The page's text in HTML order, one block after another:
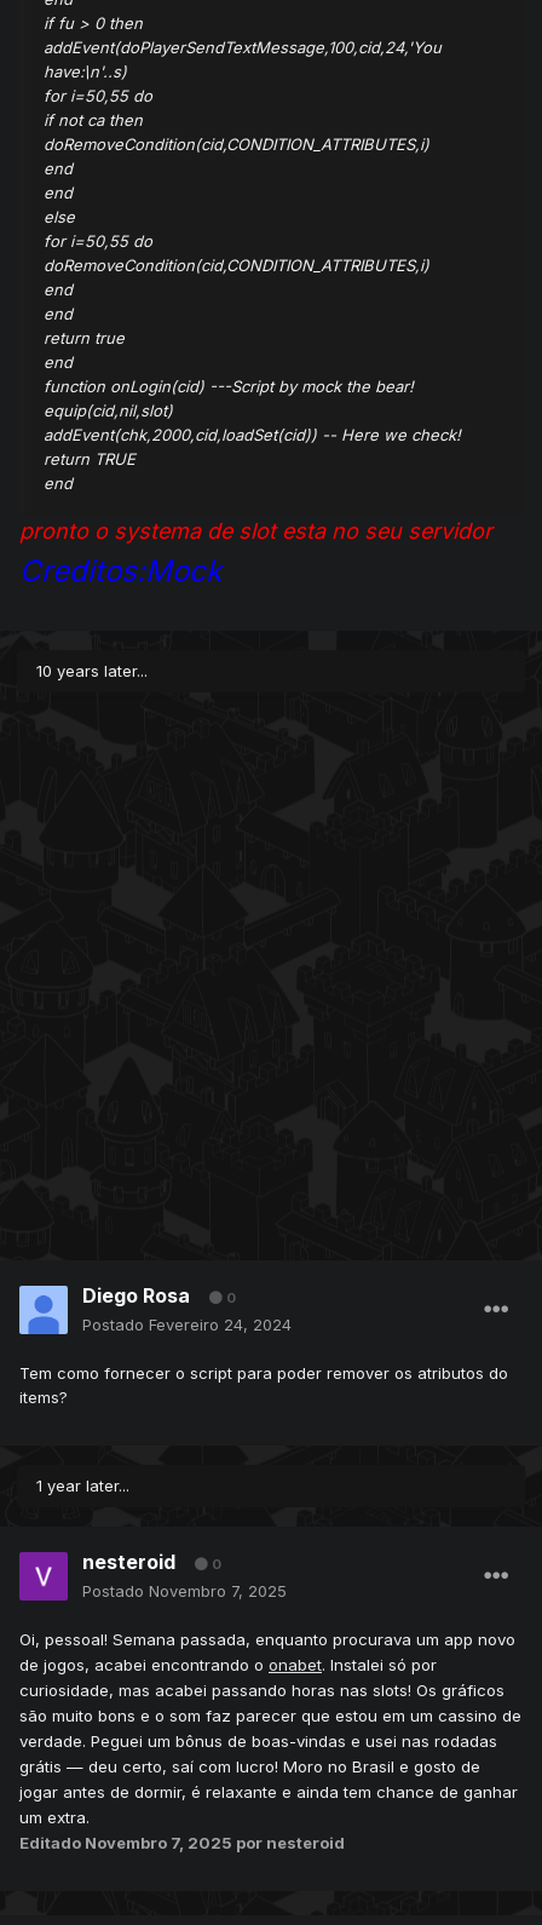
if fu > 0 then
addEvent(doPlayerSendTextMessage,100,cid,24,'You
have:\n'..s)
for i=50,55 do
if not cathen
doRemoveCondition(cid,CONDITION_ATTRIBUTES,i)
end
end
else
for i=50,55 do
doRemoveCondition(cid,CONDITION_ATTRIBUTES,i)
end
end
return true
end
function onLogin(cid) ---Script by mock the bear!
equip(cid,nil,slot)
addEvent(chk,2000,cid,loadSet(cid)) -- Here we check!
return TRUE
end
pronto o systema de slot esta no seu servidor
Creditos:Mock
10 years later...
Diego Rosa 0
Postado Fevereiro 24, 2024
Tem como fornecer o script para poder remover os atributos do
items?
1 year later...
nesteroid 0
Postado Novembro 7, 2025
Oi, pessoal! Semana passada, enquanto procurava um app novo
de jogos, acabei encontrando o onabet. Instalei só por
curiosidade, mas acabei passando horas nas slots! Os gráficos
são muito bons e o som faz parecer que estou em um cassino de
verdade. Peguei um bônus de boas-vindas e usei nas rodadas
grátis — deu certo, saí com lucro! Moro no Brasil e gosto de
jogar antes de dormir, é relaxante e ainda tem chance de ganhar
um extra.
Editado Novembro 7, 2025 por nesteroid